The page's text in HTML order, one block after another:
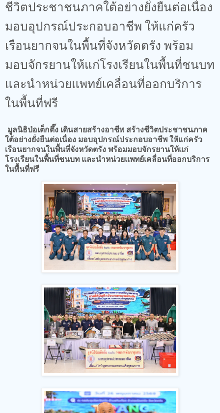
ชีวิตประชาชนภาคใต้อย่างยั่งยืนต่อเนื่อง
มอบอุปกรณ์ประกอบอาชีพ ให้แก่ครัว
เรือนยากจนในพื้นที่จังหวัดตรัง พร้อม
มอบจักรยานให้แก่โรงเรียนในพื้นที่ชนบท
และนำหน่วยแพทย์เคลื่อนที่ออกบริการ
ในพื้นที่ฟรี
มูลนิธิป่อเต็กตึ๊ง เดินสายสร้างอาชีพ สร้างชีวิตประชาชนภาค
ใต้อย่างยั่งยืนต่อเนื่อง มอบอุปกรณ์ประกอบอาชีพ ให้แก่ครัว
เรือนยากจนในพื้นที่จังหวัดตรัง พร้อมมอบจักรยานให้แก่
โรงเรียนในพื้นที่ชนบท และนำหน่วยแพทย์เคลื่อนที่ออกบริการ
ในพื้นที่ฟรี